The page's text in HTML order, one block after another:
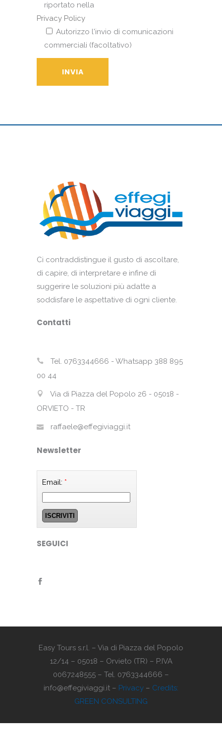
riportato nella
Privacy Policy
Autorizzo l'invio di comunicazioni
commerciali (facoltativo)
Ci contraddistingue il gusto di ascoltare,
di capire, di interpretare e infine di
suggerire le soluzioni più adatte a
soddisfare le aspettative di ogni cliente.
Contatti
Tel. 0763344666 - Whatsapp 388 895
00 44
Via di Piazza del Popolo 26 - 05018 -
ORVIETO - TR
raffaele@effegiviaggi.it
Newsletter
Email: *
SEGUICI
Easy Tours s.r.l. – Via di Piazza del Popolo
12/14 – 05018 – Orvieto (TR) – P.IVA
0067248555 – Tel. 0763344666 –
info@effegiviaggi.it – Privacy – Credits:
GREEN CONSULTING